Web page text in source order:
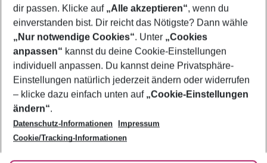
Footer
Footer navigation
Über uns
AGB
Bestpreisgarantie
Cookie-Einstellungen ändern
Cookie-Richtlinie
Agenturbetreuung
Barrierefreies Reisen
Folge uns
dir passen. Klicke auf „Alle akzeptieren“, wenn du
einverstanden bist. Dir reicht das Nötigste? Dann wähle
„Nur notwendige Cookies“. Unter „Cookies
anpassen“ kannst du deine Cookie-Einstellungen
individuell anpassen. Du kannst deine Privatsphäre-
Einstellungen natürlich jederzeit ändern oder widerrufen
– klicke dazu einfach unten auf „Cookie-Einstellungen
ändern“.
Datenschutz-Informationen
Impressum
Cookie/Tracking-Informationen